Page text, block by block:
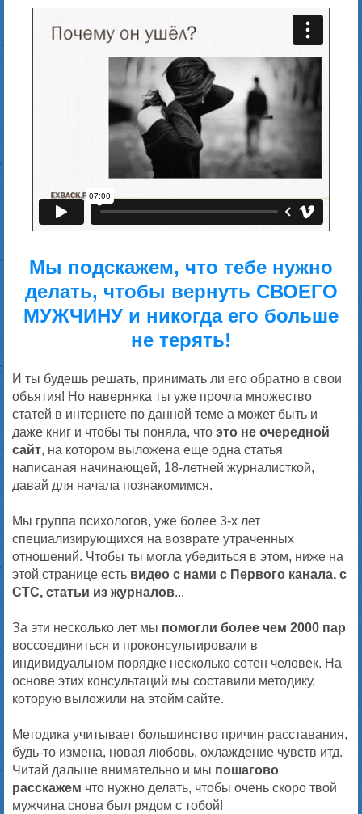
Мы подскажем, что тебе нужно
делать, чтобы вернуть СВОЕГО
МУЖЧИНУ и никогда его больше
не терять!
И ты будешь решать, принимать ли его обратно в свои
объятия! Но наверняка ты уже прочла множество
статей в интернете по данной теме а может быть и
даже книг и чтобы ты поняла, что это не очередной
сайт, на котором выложена еще одна статья
написаная начинающей, 18-летней журналисткой,
давай для начала познакомимся.
Мы группа психологов, уже более 3-х лет
специализирующихся на возврате утраченных
отношений. Чтобы ты могла убедиться в этом, ниже на
этой странице есть видео с нами с Первого канала, с
СТС, статьи из журналов...
За эти несколько лет мы помогли более чем 2000 пар
воссоединиться и проконсультировали в
индивидуальном порядке несколько сотен человек. На
основе этих консультаций мы составили методику,
которую выложили на этойм сайте.
Методика учитывает большинство причин расставания,
будь-то измена, новая любовь, охлаждение чувств итд.
Читай дальше внимательно и мы пошагово
расскажем что нужно делать, чтобы очень скоро твой
мужчина снова был рядом с тобой!